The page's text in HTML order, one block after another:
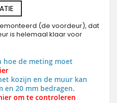
(de voordeur), dat
is helemaal klaar voor
hoe de meting moet
kozijn en de muur kan
en 20 mm bedragen.
om te controleren